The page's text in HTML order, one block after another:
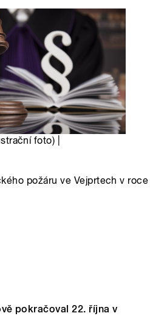
foto) |
požáru ve Vejprtech v roce
pokračoval 22. října v